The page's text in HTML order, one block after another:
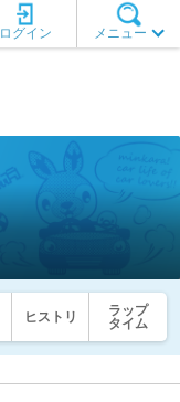
メニュー
ログイン
ヒストリ
ラップ
タイム